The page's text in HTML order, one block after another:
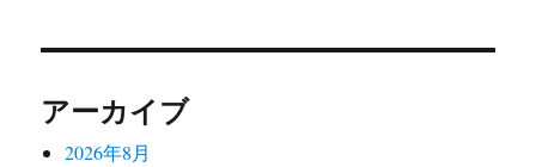
ン
アーカイブ
2026年8月